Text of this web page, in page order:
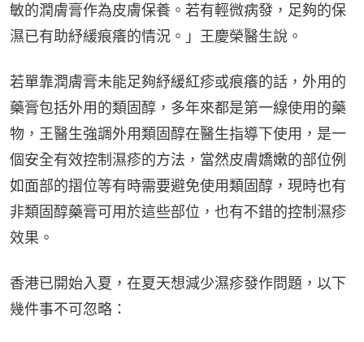
敏的潤膚膏作為皮膚保養。若有輕微病發，足夠的保
濕已有助紓緩痕癢的情況。」王慶榮醫生說。
若單靠潤膚膏未能足夠紓緩紅疹或痕癢的話，外用的
藥膏包括外用的類固醇，多年來都是第一線使用的藥
物，王醫生強調外用類固醇在醫生指導下使用，是一
個安全有效控制濕疹的方法，當然皮膚嬌嫩的部位例
如面部的摺位等有時需要避免使用類固醇，現時也有
非類固醇藥膏可用於這些部位，也有不錯的控制濕疹
效果。
香港已開始入夏，在夏天想減少濕疹發作問題，以下
幾件事不可忽略：